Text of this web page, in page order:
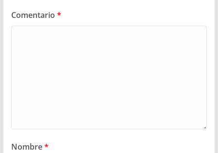
Comentario *
Nombre*